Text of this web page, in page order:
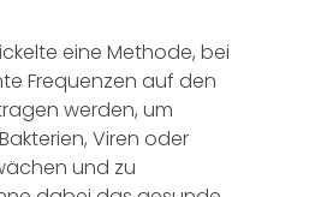
eine Methode, bei
Frequenzen auf den
werden, um
Viren oder
und zu